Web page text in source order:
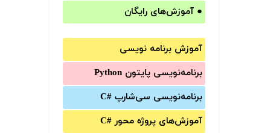
● آموزش‌های رایگان
آموزش برنامه نویسی
برنامه‌نویسی پایتون Python
برنامه‌‌نویسی سی‌شارپ C#‎
آموزش‌های پروژه محور #C